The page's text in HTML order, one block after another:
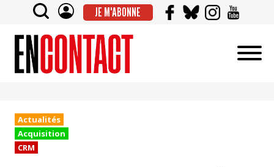
JE M'ABONNE
Actualités
Acquisition
CRM